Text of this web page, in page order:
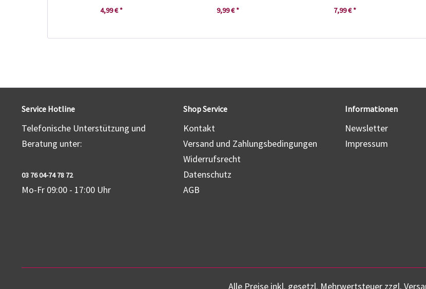
4,99 € * 9,99 € * 7,99 € *
Service Hotline
Telefonische Unterstützung und
Beratung unter:
03 76 04-74 78 72
Mo-Fr 09:00 - 17:00 Uhr
Shop Service
Kontakt
Versand und Zahlungsbedingungen
Widerrufsrecht
Datenschutz
AGB
Informationen
Newsletter
Impressum
Alle Preise inkl. gesetzl. Mehrwertsteuer zzgl.